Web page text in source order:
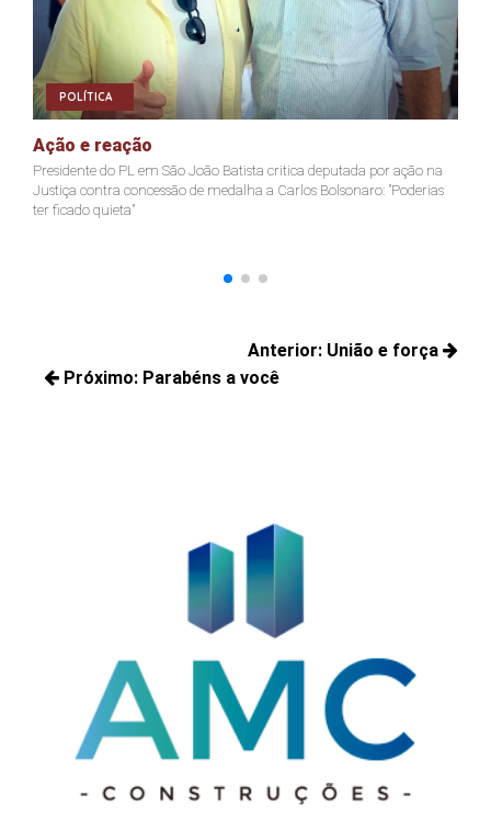
POLÍTICA
Ação e reação
Presidente do PL em São João Batista critica deputada por ação na
Justiça contra concessão de medalha a Carlos Bolsonaro: "Poderias
ter ficado quieta"
de
Anterior: União e força
Próximo: Parabéns a você